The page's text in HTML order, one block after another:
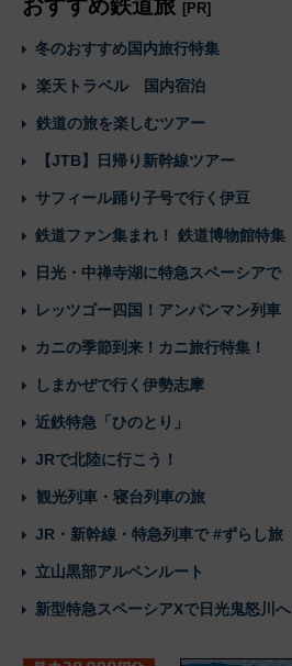
おすすめ鉄道旅 [PR]
冬のおすすめ国内旅行特集
楽天トラベル 国内宿泊
鉄道の旅を楽しむツアー
【JTB】日帰り新幹線ツアー
サフィール踊り子号で行く伊豆
鉄道ファン集まれ！ 鉄道博物館特集
日光・中禅寺湖に特急スペーシアで
レッツゴー四国！アンパンマン列車
カニの季節到来！カニ旅行特集！
しまかぜで行く伊勢志摩
近鉄特急「ひのとり」
JRで北陸に行こう！
観光列車・寝台列車の旅
JR・新幹線・特急列車で #ずらし旅
立山黒部アルペンルート
新型特急スペーシアXで日光鬼怒川へ